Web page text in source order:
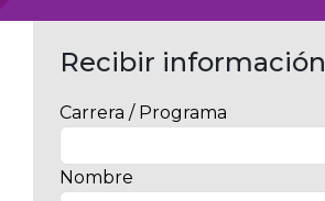
Recibir información
Carrera / Programa
Nombre